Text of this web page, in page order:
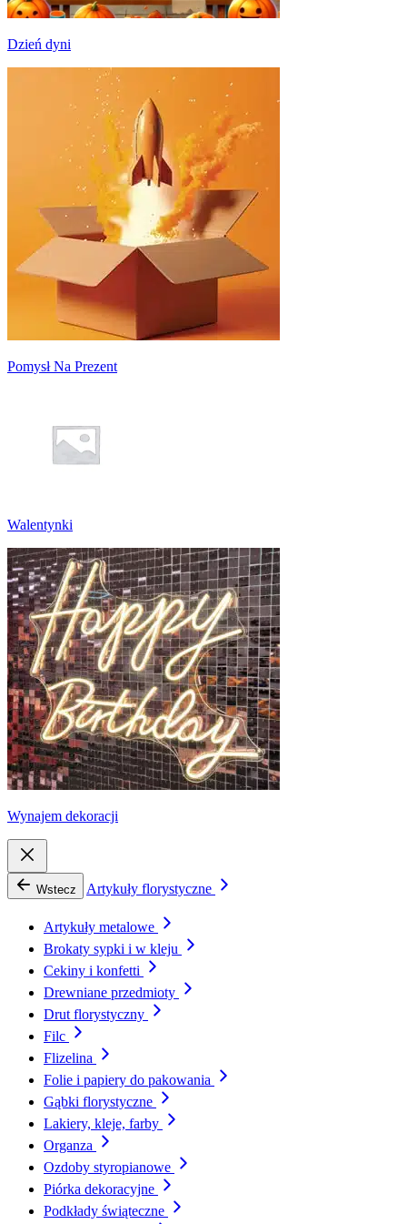
Dzień dyni
Pomysł Na Prezent
Walentynki
Wynajem dekoracji
Wstecz Artykuły florystyczne
Artykuły metalowe
Brokaty sypki i w kleju
Cekiny i konfetti
Drewniane przedmioty
Drut florystyczny
Filc
Flizelina
Folie i papiery do pakowania
Gąbki florystyczne
Lakiery, kleje, farby
Organza
Ozdoby styropianowe
Piórka dekoracyjne
Podkłady świąteczne